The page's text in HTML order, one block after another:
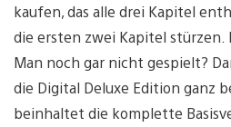
kaufen, das alle drei Kapitel
die ersten zwei Kapitel stürzen.
Man noch gar nicht gespielt?
die Digital Deluxe Edition ganz
beinhaltet die komplette